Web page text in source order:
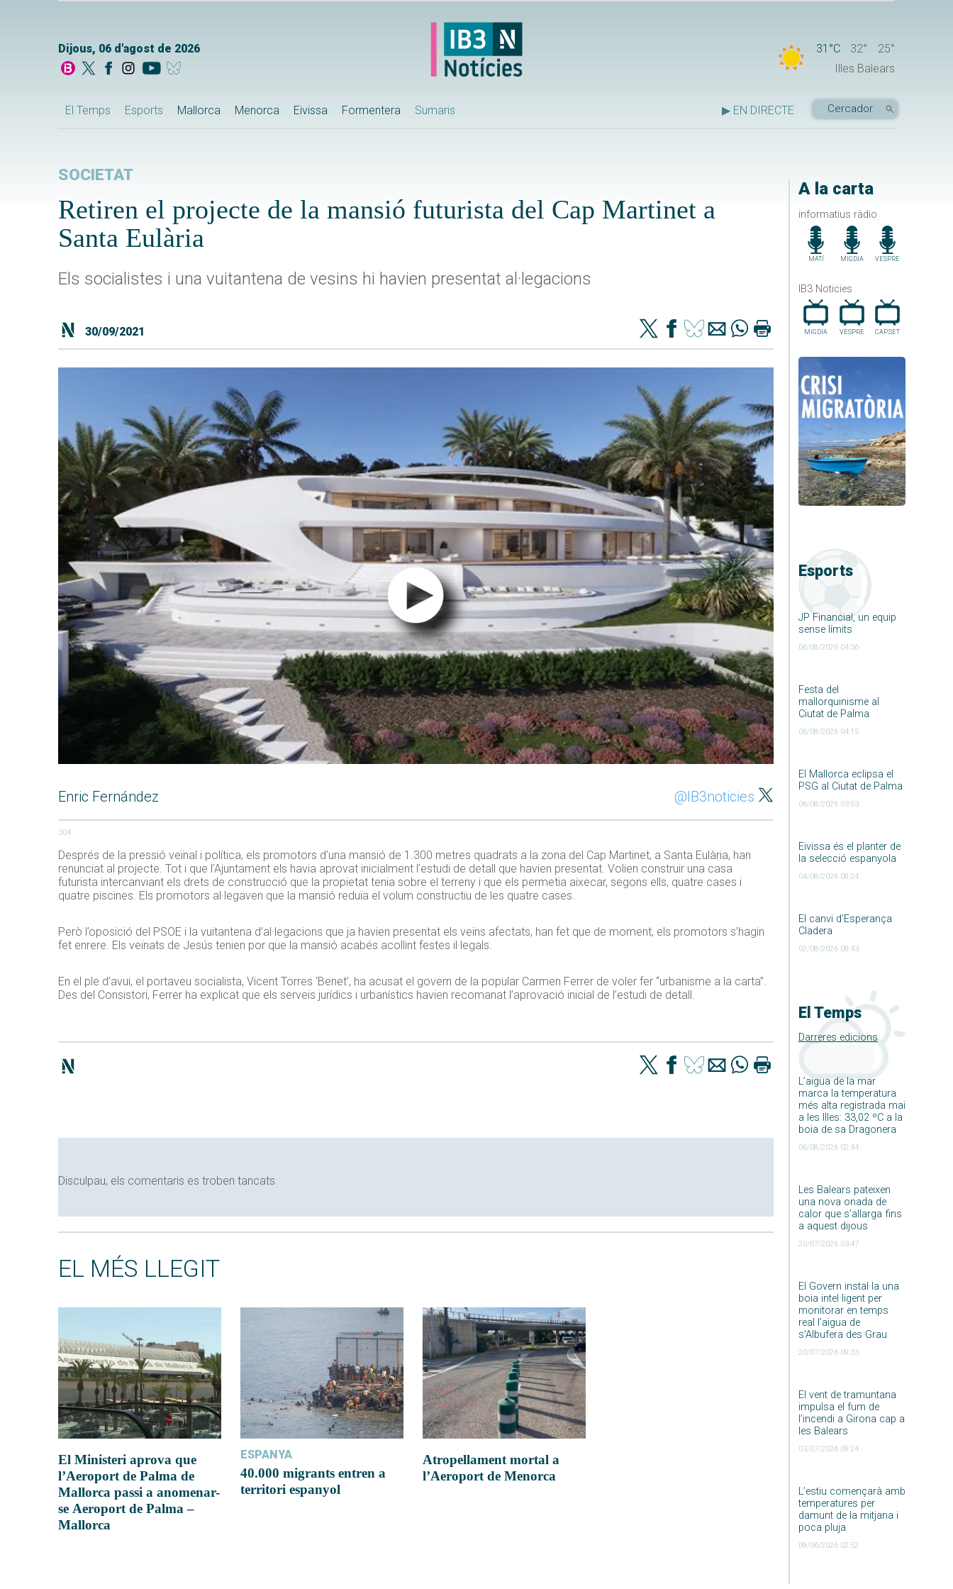
Dijous, 06 d'agost de 2026 31°C 32°
25°
Illes Balears
El Temps Esports Mallorca Menorca Eivissa Formentera Sumaris ▶ EN DIRECTE
A la carta
informatius ràdio
MATÍ MIGDIA VESPRE
IB3 Noticies
MIGDIA VESPRE CAP.SET
Esports
JP Financial, un equip
sense límits
06/08/2026 04:36
Festa del
mallorquinisme al
Ciutat de Palma
06/08/2026 04:15
El Mallorca eclipsa el
PSG al Ciutat de Palma
06/08/2026 03:53
Eivissa és el planter de
la selecció espanyola
04/08/2026 08:24
El canvi d’Esperança
Cladera
02/08/2026 08:43
El Temps
Darreres edicions
L’aigua de la mar
marca la temperatura
més alta registrada mai
a les Illes: 33,02 ºC a la
boia de sa Dragonera
06/08/2026 02:44
Les Balears pateixen
una nova onada de
calor que s’allarga fins
a aquest dijous
20/07/2026 03:47
El Govern instal·la una
boia intel·ligent per
monitorar en temps
real l’aigua de
s’Albufera des Grau
20/07/2026 09:33
El vent de tramuntana
impulsa el fum de
l’incendi a Girona cap a
les Balears
03/07/2026 09:24
L’estiu començarà amb
temperatures per
damunt de la mitjana i
poca pluja
09/06/2026 02:52
SOCIETAT
Retiren el projecte de la mansió futurista del Cap Martinet a
Santa Eulària
Els socialistes i una vuitantena de vesins hi havien presentat al·legacions
30/09/2021
Enric Fernández @IB3noticies
304
Després de la pressió veïnal i política, els promotors d’una mansió de 1.300 metres quadrats a la zona del Cap Martinet, a Santa Eulària, han
renunciat al projecte. Tot i que l’Ajuntament els havia aprovat inicialment l’estudi de detall que havien presentat. Volien construir una casa
futurista intercanviant els drets de construcció que la propietat tenia sobre el terreny i que els permetia aixecar, segons ells, quatre cases i
quatre piscines. Els promotors al·legaven que la mansió reduïa el volum constructiu de les quatre cases.
Però l’oposició del PSOE i la vuitantena d’al·legacions que ja havien presentat els veïns afectats, han fet que de moment, els promotors s’hagin
fet enrere. Els veïnats de Jesús tenien por que la mansió acabés acollint festes il·legals.
En el ple d’avui, el portaveu socialista, Vicent Torres ‘Benet’, ha acusat el govern de la popular Carmen Ferrer de voler fer “urbanisme a la carta”.
Des del Consistori, Ferrer ha explicat que els serveis jurídics i urbanístics havien recomanat l’aprovació inicial de l’estudi de detall.
Disculpau, els comentaris es troben tancats
EL MÉS LLEGIT
El Ministeri aprova que
l’Aeroport de Palma de
Mallorca passi a anomenar-
se Aeroport de Palma –
Mallorca
ESPANYA
40.000 migrants entren a
territori espanyol
Atropellament mortal a
l’Aeroport de Menorca